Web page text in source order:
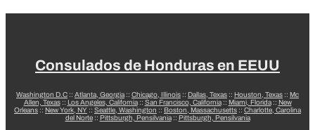
Consulados de Honduras en EEUU
Washington D.C :: Atlanta, Georgia:: Chicago, Illinois :: Dallas, Texas :: Houston, Texas :: Mc
Allen, Texas:: Los Angeles, California:: San Francisco, California:: Miami, Florida:: New
Orleans :: New York, NY :: Seattle, Washington :: Boston, Massachusetts :: Charlotte, Carolina
del Norte:: Pittsburgh, Pensilvania:: Pittsburgh, Pensilvania